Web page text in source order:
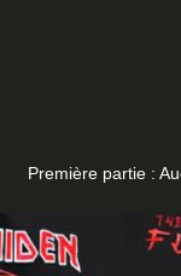
Première partie :